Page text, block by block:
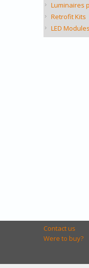
Luminaires
Retrofit Kits
LED Modules
Contact us
Were to buy?